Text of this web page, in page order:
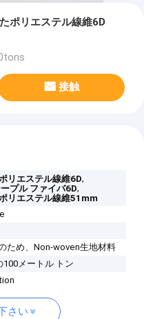
ポリエステル線維6D
接触
リエステル線維6D,
プル ファイバ6D,
リエステル線維51mm
ため、Non-woven生地材料
100メートル トン
さい